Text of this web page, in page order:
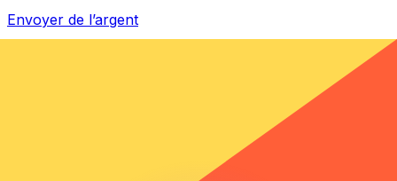
Envoyer de l’argent
Gérez votre argent et vos devises lorsque vous
L'application Xe réunit toutes les fonctionnalités
nécessaires pour vos transferts d'argent internationaux
et la gestion de vos devises. Convertissez des devises,
programmez des alertes de taux et transférez de